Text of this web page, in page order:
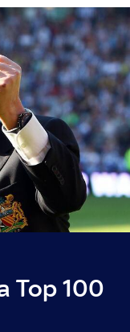
Top 100